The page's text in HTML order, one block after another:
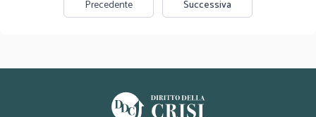
Precedente Successiva